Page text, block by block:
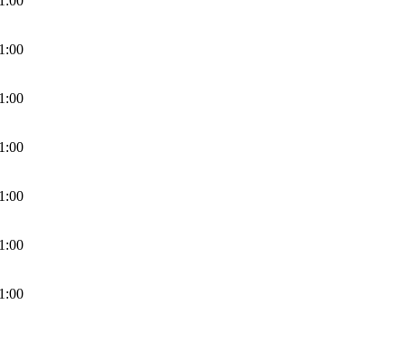
:00
:00
:00
:00
:00
:00